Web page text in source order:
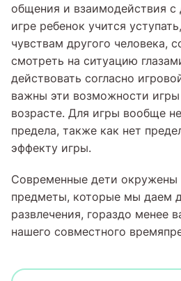
общения и взаимодействия
игре ребенок учится
чувствам другого человека,
смотреть на ситуацию
действовать согласно
важны эти возможности
возрасте. Для игры вообще
предела, также как нет
эффекту игры.
Современные дети окружены
предметы, которые мы даем
развлечения, гораздо менее
нашего совместного